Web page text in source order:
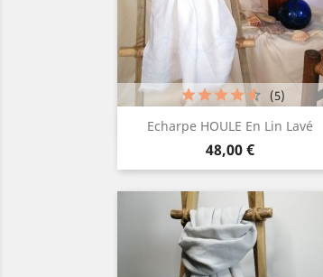
Echarpe HOULE En Lin Lavé
Prix
48,00 €
(5)
Aperçu rapide
BlancLin
naturel
Gris
clairmoyen